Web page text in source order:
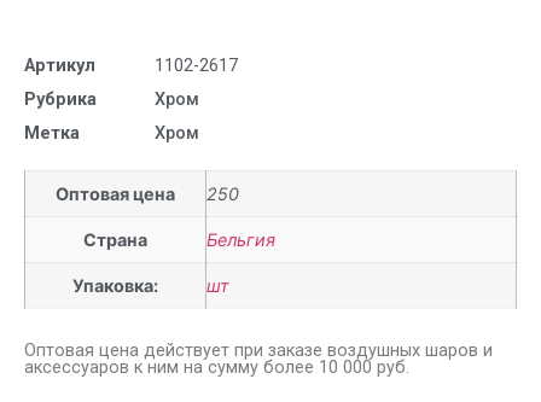
Артикул
1102-2617
Рубрика
Хром
Метка
Хром
Оптовая цена 250
Страна Бельгия
Упаковка: шт
Оптовая цена действует при заказе воздушных шаров и
аксессуаров к ним на сумму более 10 000 руб.